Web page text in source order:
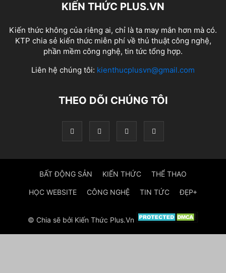
KIẾN THỨC PLUS.VN
Kiến thức không của riêng ai, chỉ là ta may mắn hơn mà có.
KTP chia sẻ kiến thức miễn phí về thủ thuật công nghệ,
phần mềm công nghệ, tin tức tổng hợp.
Liên hệ chúng tôi: kienthucplusvn@gmail.com
THEO DÕI CHÚNG TÔI
BẤT ĐỘNG SẢN KIẾN THỨC THỂ THAO
HỌC WEBSITE CÔNG NGHỆ TIN TỨC ĐẸP+
© Chia sẽ bởi Kiến Thức Plus.Vn